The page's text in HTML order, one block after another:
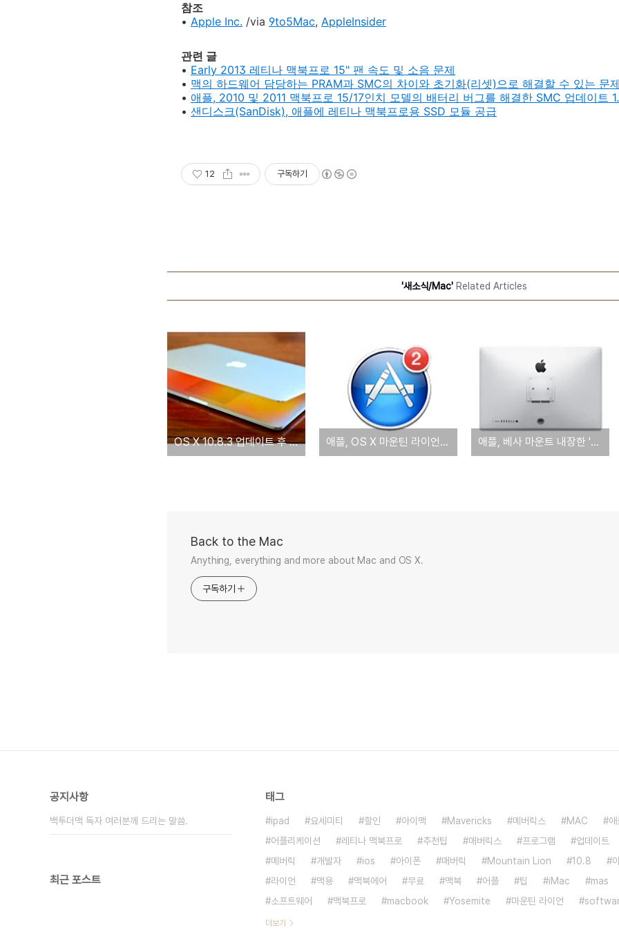
참조
• Apple Inc. /via 9to5Mac, AppleInsider
관련 글
• Early 2013 레티나 맥북프로 15" 팬 속도 및 소음 문제
• 맥의 하드웨어 담당하는 PRAM과 SMC의 차이와 초기화(리셋)으로 해결할 수 있는 문
• 애플, 2010 및 2011 맥북프로 15/17인치 모델의 배터리 버그를 해결한 SMC 업데이트
• 샌디스크(SanDisk), 애플에 레티나 맥북프로용 SSD 모듈 공급
12 구독하기
'새소식/Mac' Related Articles
OS X 10.8.3 업데이트 후 레티나 맥북프로 배터리 사용 시간 증가 애플, OS X 마운틴 라이언 10.8.3 '정식 버전' 배포 실시 애플, 베사 마운트 내장한 '벽걸이형' 신형 아이맥 출시
Back to the Mac
Anything, everything and more about Mac and OS X.
구독하기
공지사항
백투더맥 독자 여러분께 드리는 말씀.
최근 포스트
태그
ipad 요세미티 할인 아이맥 Mavericks 메버릭스 MAC
어플리케이션
레티나 맥북프로 추천팁 매버릭스 프로그램 업데이트
메버릭
개발자 ios 아이폰 매버릭 Mountain Lion 10.8
라이언
맥용 맥북에어 무료 맥북 어플 팁 iMac mas
소프트웨어
맥북프로 macbook Yosemite 마운틴 라이언
더보기